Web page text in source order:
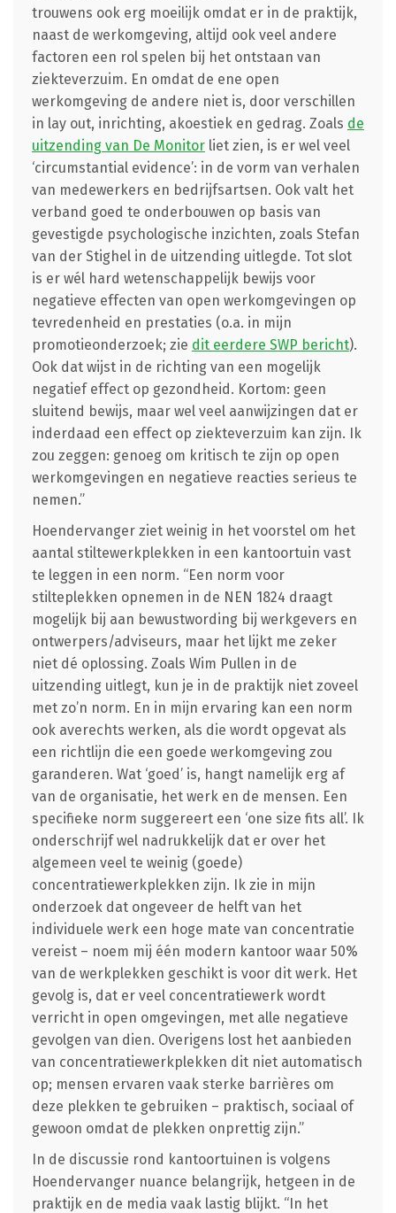
trouwens ook erg moeilijk omdat er in de praktijk,
naast de werkomgeving, altijd ook veel andere
factoren een rol spelen bij het ontstaan van
ziekteverzuim. En omdat de ene open
werkomgeving de andere niet is, door verschillen
in lay out, inrichting, akoestiek en gedrag. Zoals de
uitzending van De Monitorliet zien, is er wel veel
‘circumstantial evidence’: in de vorm van verhalen
van medewerkers en bedrijfsartsen. Ook valt het
verband goed te onderbouwen op basis van
gevestigde psychologische inzichten, zoals Stefan
van der Stighel in de uitzending uitlegde. Tot slot
is er wél hard wetenschappelijk bewijs voor
negatieve effecten van open werkomgevingen op
tevredenheid en prestaties (o.a. in mijn
promotieonderzoek; zie dit eerdere SWP bericht).
Ook dat wijst in de richting van een mogelijk
negatief effect op gezondheid. Kortom: geen
sluitend bewijs, maar wel veel aanwijzingen dat er
inderdaad een effect op ziekteverzuim kan zijn. Ik
zou zeggen: genoeg om kritisch te zijn op open
werkomgevingen en negatieve reacties serieus te
nemen.”
Hoendervanger ziet weinig in het voorstel om het
aantal stiltewerkplekken in een kantoortuin vast
te leggen in een norm. “Een norm voor
stilteplekken opnemen in de NEN 1824 draagt
mogelijk bij aan bewustwording bij werkgevers en
ontwerpers/adviseurs, maar het lijkt me zeker
niet dé oplossing. Zoals Wim Pullen in de
uitzending uitlegt, kun je in de praktijk niet zoveel
met zo’n norm. En in mijn ervaring kan een norm
ook averechts werken, als die wordt opgevat als
een richtlijn die een goede werkomgeving zou
garanderen. Wat ‘goed’ is, hangt namelijk erg af
van de organisatie, het werk en de mensen. Een
specifieke norm suggereert een ‘one size fits all’. Ik
onderschrijf wel nadrukkelijk dat er over het
algemeen veel te weinig (goede)
concentratiewerkplekken zijn. Ik zie in mijn
onderzoek dat ongeveer de helft van het
individuele werk een hoge mate van concentratie
vereist – noem mij één modern kantoor waar 50%
van de werkplekken geschikt is voor dit werk. Het
gevolg is, dat er veel concentratiewerk wordt
verricht in open omgevingen, met alle negatieve
gevolgen van dien. Overigens lost het aanbieden
van concentratiewerkplekken dit niet automatisch
op; mensen ervaren vaak sterke barrières om
deze plekken te gebruiken – praktisch, sociaal of
gewoon omdat de plekken onprettig zijn.”
In de discussie rond kantoortuinen is volgens
Hoendervanger nuance belangrijk, hetgeen in de
praktijk en de media vaak lastig blijkt. “In het